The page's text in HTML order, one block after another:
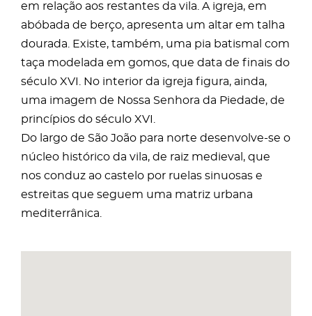
em relação aos restantes da vila. A igreja, em
abóbada de berço, apresenta um altar em talha
dourada. Existe, também, uma pia batismal com
taça modelada em gomos, que data de finais do
século XVI. No interior da igreja figura, ainda,
uma imagem de Nossa Senhora da Piedade, de
princípios do século XVI.
Do largo de São João para norte desenvolve-se o
núcleo histórico da vila, de raiz medieval, que
nos conduz ao castelo por ruelas sinuosas e
estreitas que seguem uma matriz urbana
mediterrânica.